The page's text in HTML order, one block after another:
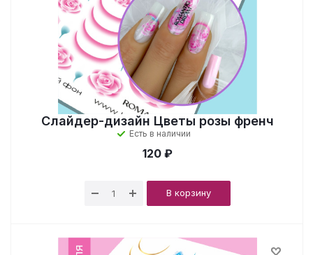
Слайдер-дизайн Цветы розы френч
Есть в наличии
120 ₽
В корзину